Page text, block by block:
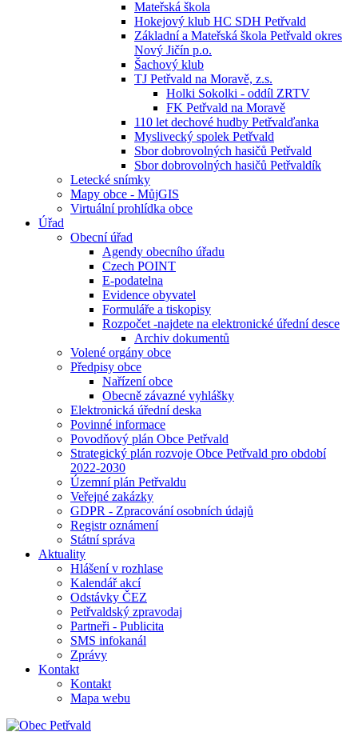
Mateřská škola
Hokejový klub HC SDH Petřvald
Základní a Mateřská škola Petřvald okres
Nový Jičín p.o.
Šachový klub
TJ Petřvald na Moravě, z.s.
Holki Sokolki - oddíl ZRTV
FK Petřvald na Moravě
110 let dechové hudby Petřvalďanka
Myslivecký spolek Petřvald
Sbor dobrovolných hasičů Petřvald
Sbor dobrovolných hasičů Petřvaldík
Letecké snímky
Mapy obce - MůjGIS
Virtuální prohlídka obce
Úřad
Obecní úřad
Agendy obecního úřadu
Czech POINT
E-podatelna
Evidence obyvatel
Formuláře a tiskopisy
Rozpočet -najdete na elektronické úřední desce
Archiv dokumentů
Volené orgány obce
Předpisy obce
Nařízení obce
Obecně závazné vyhlášky
Elektronická úřední deska
Povinné informace
Povodňový plán Obce Petřvald
Strategický plán rozvoje Obce Petřvald pro období
2022-2030
Územní plán Petřvaldu
Veřejné zakázky
GDPR - Zpracování osobních údajů
Registr oznámení
Státní správa
Aktuality
Hlášení v rozhlase
Kalendář akcí
Odstávky ČEZ
Petřvaldský zpravodaj
Partneři - Publicita
SMS infokanál
Zprávy
Kontakt
Kontakt
Mapa webu